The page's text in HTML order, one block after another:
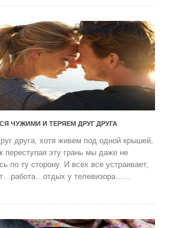
ЧУЖИМИ И ТЕРЯЕМ ДРУГ ДРУГА
друга, хотя живем под одной крышей,
переступая эту грань мы даже не
по ту сторону. И всех все устраивает,
у телевизора…...